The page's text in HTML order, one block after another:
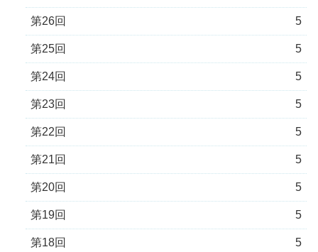
第26回 5
第25回 5
第24回 5
第23回 5
第22回 5
第21回 5
第20回 5
第19回 5
第18回 5